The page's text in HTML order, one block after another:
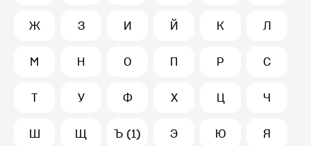
Ж З И Й К Л
М Н О П Р С
Т У Ф Х Ц Ч
Ш Щ Ъ (1) Э Ю Я